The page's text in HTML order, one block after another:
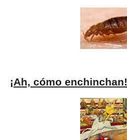
¡Ah, cómo enchinchan!